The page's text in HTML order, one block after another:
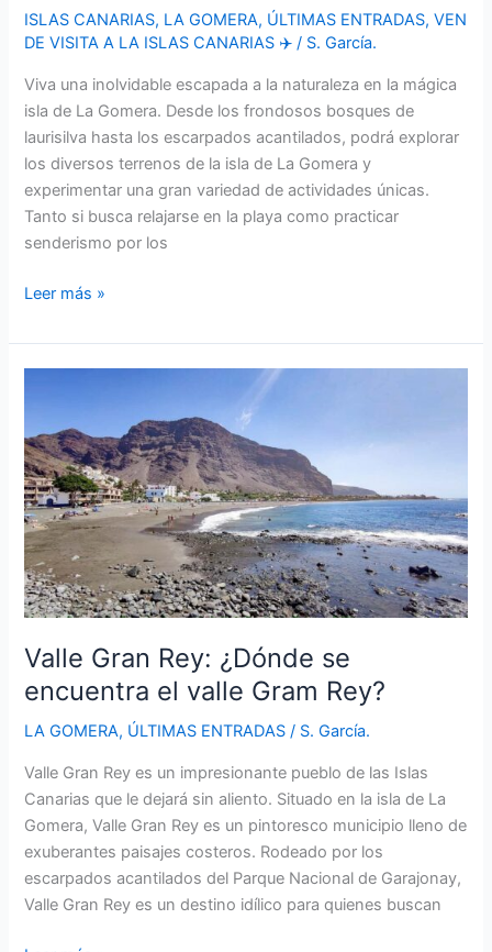
ISLAS CANARIAS, LA GOMERA, ÚLTIMAS ENTRADAS,VEN
DE VISITA A LA ISLAS CANARIAS ✈️ / S. García.
Viva una inolvidable escapada a la naturaleza en la mágica
isla de La Gomera. Desde los frondosos bosques de
laurisilva hasta los escarpados acantilados, podrá explorar
los diversos terrenos de la isla de La Gomera y
experimentar una gran variedad de actividades únicas.
Tanto si busca relajarse en la playa como practicar
senderismo por los
La
¿Qué
puedes
La
Gomera?
Leer más »
Valle Gran Rey: ¿Dónde se
encuentra el valle Gram Rey?
LA GOMERA, ÚLTIMAS ENTRADAS / S. García.
Valle Gran Rey es un impresionante pueblo de las Islas
Canarias que le dejará sin aliento. Situado en la isla de La
Gomera, Valle Gran Rey es un pintoresco municipio lleno de
exuberantes paisajes costeros. Rodeado por los
escarpados acantilados del Parque Nacional de Garajonay,
Valle Gran Rey es un destino idílico para quienes buscan